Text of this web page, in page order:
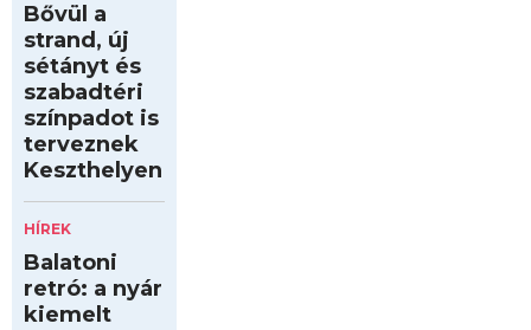
Bővül a
strand, új
sétányt és
szabadtéri
színpadot is
terveznek
Keszthelyen
HÍREK
Balatoni
retró: a nyár
kiemelt